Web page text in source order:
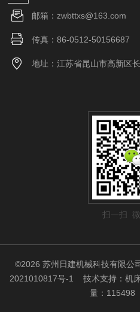
邮箱：zwbttxs@163.com
传真：86-0512-50156687
地址：江苏省昆山市高新区
扫一扫
©2026 苏州日建机械科技有限
2021010817号-1
技术支持：机
量：115498